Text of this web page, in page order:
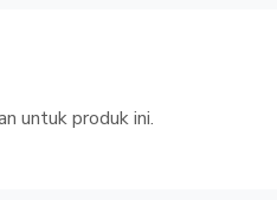
untuk produk ini.